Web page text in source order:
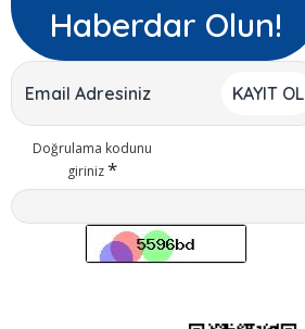
Haberdar Olun!
KAYIT OL
Doğrulama kodunu
giriniz